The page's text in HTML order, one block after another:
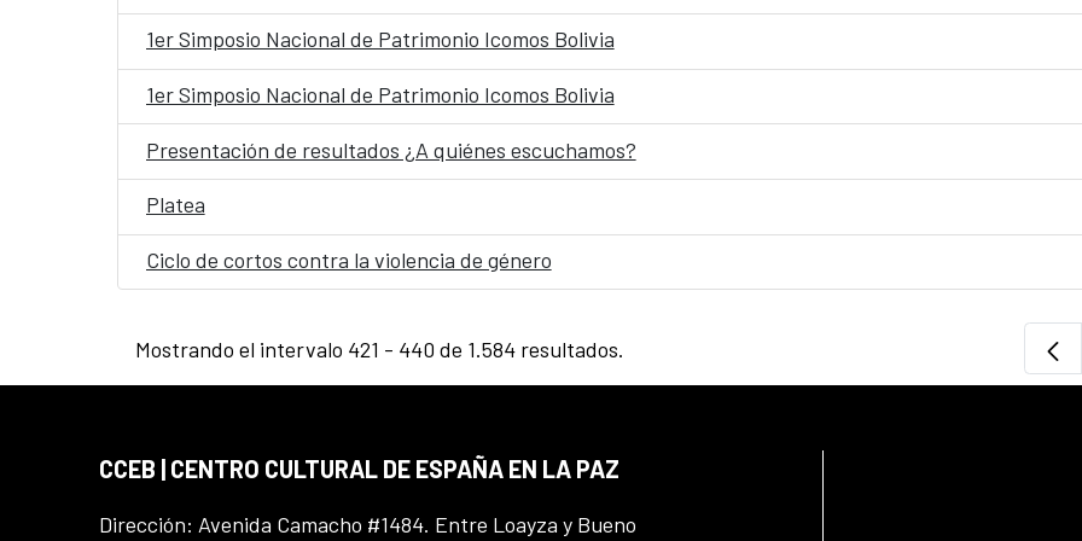
1er Simposio Nacional de Patrimonio Icomos Bolivia
1er Simposio Nacional de Patrimonio Icomos Bolivia
Presentación de resultados ¿A quiénes escuchamos?
Platea
Ciclo de cortos contra la violencia de género
Mostrando el intervalo 421 - 440 de 1.584 resultados.
CCEB | CENTRO CULTURAL DE ESPAÑA EN LA PAZ
Dirección: Avenida Camacho #1484. Entre Loayza y Bueno